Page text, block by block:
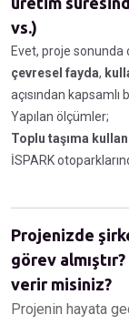
vs.)
Evet, proje sonunda
çevresel fayda,
açısından
Yapılan ölçümler;
Toplu taşıma
İSPARK
Projenizde
görev
verir misiniz?
Projenin hayata